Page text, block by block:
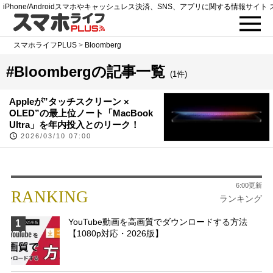
iPhone/Androidスマホやキャッシュレス決済、SNS、アプリに関する情報サイト
スマホライフPLUS > Bloomberg
#Bloombergの記事一覧 (1件)
Appleが”タッチスクリーン ×
OLED”の最上位ノート「MacBook
Ultra」を年内投入とのリーク！
2026/03/10 07:00
RANKING ランキング
6:00更新
1
YouTube動画を高画質でダウンロードする方法
【1080p対応・2026版】